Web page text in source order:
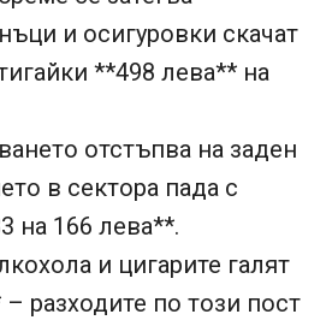
и осигуровки скачат
**498 лева** на
отстъпва на заден
в сектора пада с
на 166 лева**.
и цигарите галят
разходите по този пост